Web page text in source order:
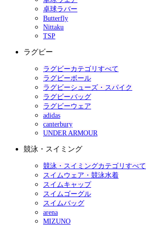
卓球ラバー
Butterfly
Nittaku
TSP
ラグビー
ラグビーカテゴリすべて
ラグビーボール
ラグビーシューズ・スパイク
ラグビーバッグ
ラグビーウェア
adidas
canterbury
UNDER ARMOUR
競泳・スイミング
競泳・スイミングカテゴリすべて
スイムウェア・競泳水着
スイムキャップ
スイムゴーグル
スイムバッグ
arena
MIZUNO